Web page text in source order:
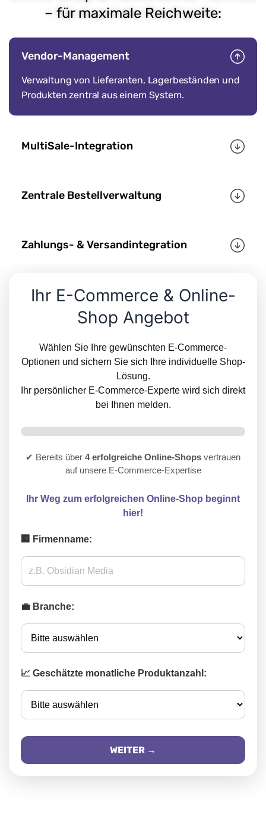
– für maximale Reichweite:
Vendor-Management
Verwaltung von Lieferanten, Lagerbeständen und
Produkten zentral aus einem System.
MultiSale-Integration
Zentrale Bestellverwaltung
Zahlungs- & Versandintegration
Ihr E-Commerce & Online-
Shop Angebot
Wählen Sie Ihre gewünschten E-Commerce-
Optionen und sichern Sie sich Ihre individuelle Shop-
Lösung.
Ihr persönlicher E-Commerce-Experte wird sich direkt
bei Ihnen melden.
✔ Bereits über 4 erfolgreiche Online-Shops vertrauen
auf unsere E-Commerce-Expertise
Ihr Weg zum erfolgreichen Online-Shop beginnt
hier!
🏢 Firmenname:
💼 Branche:
📈 Geschätzte monatliche Produktanzahl:
WEITER →